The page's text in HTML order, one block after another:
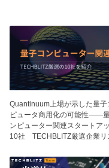
Quantinuum上場が示した量子
ピュータ商用化の可能性——
ンピューター関連スタートア
10社 TECHBLITZ厳選企業リ